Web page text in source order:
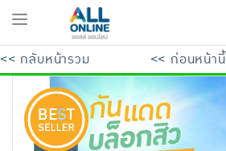
Toggle
<< กลับหน้ารวม << ก่อนหน้านี้